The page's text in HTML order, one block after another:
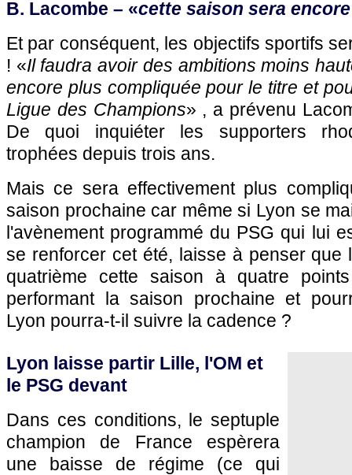
B. Lacombe – «cette saison sera
Et par conséquent, les objectifs sportifs
! «Il faudra avoir des ambitions moins
encore plus compliquée pour le titre et
Ligue des Champions» , a prévenu
De quoi inquiéter les supporters
trophées depuis trois ans.
Mais ce sera effectivement plus
saison prochaine car même si Lyon se
l'avènement programmé du PSG qui lui
se renforcer cet été, laisse à penser que
quatrième cette saison à quatre
performant la saison prochaine et
Lyon pourra-t-il suivre la cadence ?
Lyon laisse partir Lille, l'OM et
le PSG devant
Dans ces conditions, le septuple
champion de France espèrera
une baisse de régime (ce qui